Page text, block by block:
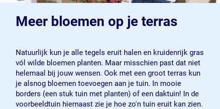
Meer bloemen op je terras
Natuurlijk kun je alle tegels eruit halen en kruidenrijk gras
vól wilde bloemen planten. Maar misschien past dat niet
helemaal bij jouw wensen. Ook met een groot terras kun
je alsnog bloemen toevoegen aan je tuin. In mooie
borders (een stuk tuin met planten) of een daktuin! In de
voorbeeldtuin hiernaast zie je hoe zo'n tuin eruit kan zien.